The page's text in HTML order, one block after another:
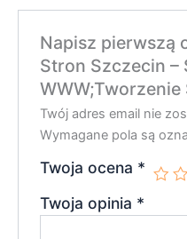
Napisz pierwszą
Stron Szczecin –
Twój adres email nie
Wymagane pola są
Twoja ocena *
Twoja opinia *